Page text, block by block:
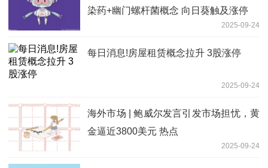
染药+幽门螺杆菌概念 向日葵触及涨停
2025-09-24
每日消息!房屋租赁概念拉升 3股涨停
2025-09-24
海外市场 | 鲍威尔发言引发市场担忧，黄
金逼近3800美元 热点
2025-09-24